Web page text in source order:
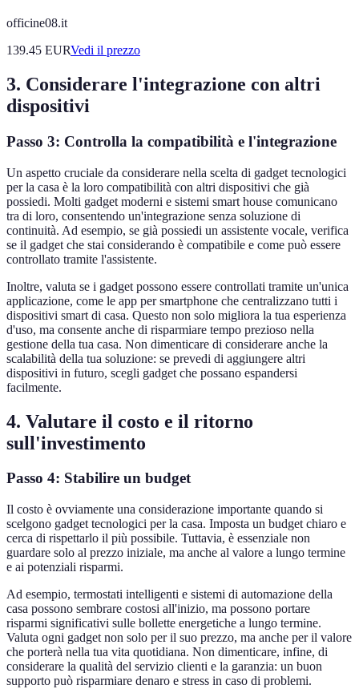
officine08.it
139.45 EURVedi il prezzo
3. Considerare l'integrazione con altri
dispositivi
Passo 3: Controlla la compatibilità e l'integrazione
Un aspetto cruciale da considerare nella scelta di gadget tecnologici
per la casa è la loro compatibilità con altri dispositivi che già
possiedi. Molti gadget moderni e sistemi smart house comunicano
tra di loro, consentendo un'integrazione senza soluzione di
continuità. Ad esempio, se già possiedi un assistente vocale, verifica
se il gadget che stai considerando è compatibile e come può essere
controllato tramite l'assistente.
Inoltre, valuta se i gadget possono essere controllati tramite un'unica
applicazione, come le app per smartphone che centralizzano tutti i
dispositivi smart di casa. Questo non solo migliora la tua esperienza
d'uso, ma consente anche di risparmiare tempo prezioso nella
gestione della tua casa. Non dimenticare di considerare anche la
scalabilità della tua soluzione: se prevedi di aggiungere altri
dispositivi in futuro, scegli gadget che possano espandersi
facilmente.
4. Valutare il costo e il ritorno
sull'investimento
Passo 4: Stabilire un budget
Il costo è ovviamente una considerazione importante quando si
scelgono gadget tecnologici per la casa. Imposta un budget chiaro e
cerca di rispettarlo il più possibile. Tuttavia, è essenziale non
guardare solo al prezzo iniziale, ma anche al valore a lungo termine
e ai potenziali risparmi.
Ad esempio, termostati intelligenti e sistemi di automazione della
casa possono sembrare costosi all'inizio, ma possono portare
risparmi significativi sulle bollette energetiche a lungo termine.
Valuta ogni gadget non solo per il suo prezzo, ma anche per il valore
che porterà nella tua vita quotidiana. Non dimenticare, infine, di
considerare la qualità del servizio clienti e la garanzia: un buon
supporto può risparmiare denaro e stress in caso di problemi.